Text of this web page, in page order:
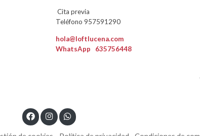
Cita previa
Teléfono 957591290
hola@loftlucena.com
WhatsApp 635756448